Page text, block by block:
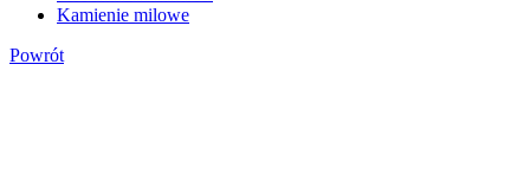
Kamienie milowe
Powrót